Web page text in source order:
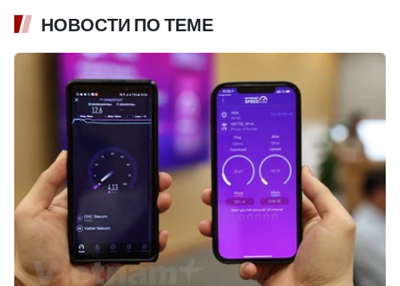
НОВОСТИ ПО ТЕМЕ